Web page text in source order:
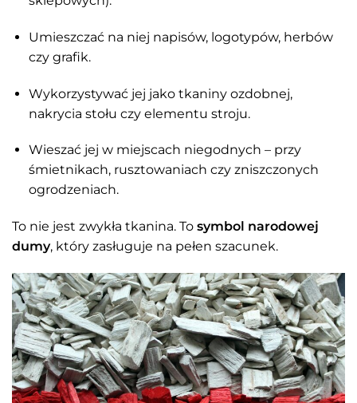
Umieszczać na niej napisów, logotypów, herbów
czy grafik.
Wykorzystywać jej jako tkaniny ozdobnej,
nakrycia stołu czy elementu stroju.
Wieszać jej w miejscach niegodnych – przy
śmietnikach, rusztowaniach czy zniszczonych
ogrodzeniach.
To nie jest zwykła tkanina. To symbol narodowej
dumy, który zasługuje na pełen szacunek.